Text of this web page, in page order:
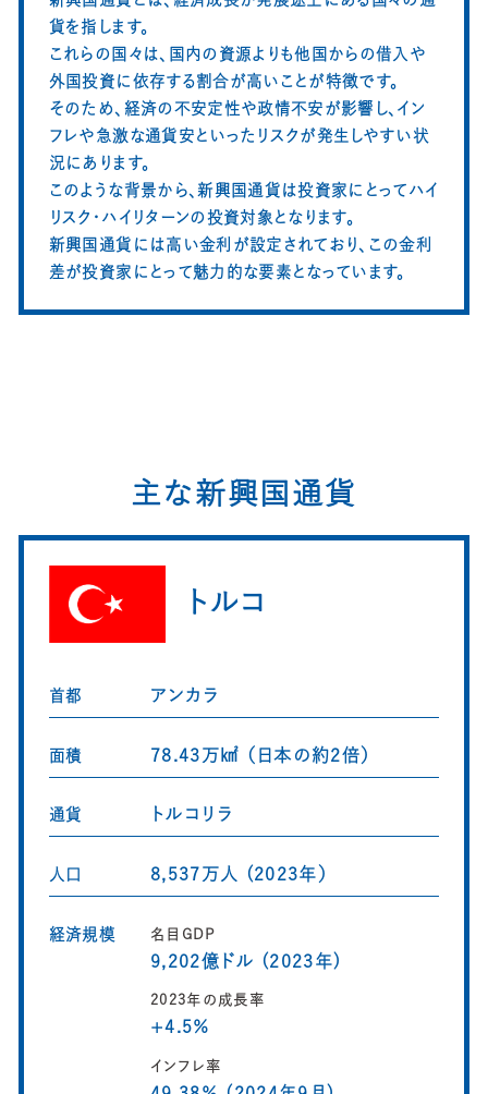
貨を指します。
これらの国々は、国内の資源よりも他国からの借入や
外国投資に依存する割合が高いことが特徴です。
そのため、経済の不安定性や政情不安が影響し、イン
フレや急激な通貨安といったリスクが発生しやすい状
況にあります。
このような背景から、新興国通貨は投資家にとってハイ
リスク・ハイリターンの投資対象となります。
新興国通貨には高い金利が設定されており、この金利
差が投資家にとって魅力的な要素となっています。
主な新興国通貨
トルコ
首都 アンカラ
面積 78.43万㎢ （日本の約2倍）
通貨 トルコリラ
人口 8,537万人 (2023年）
経済規模 名目GDP
9,202億ドル (2023年)
2023年の成長率
+4.5％
インフレ率